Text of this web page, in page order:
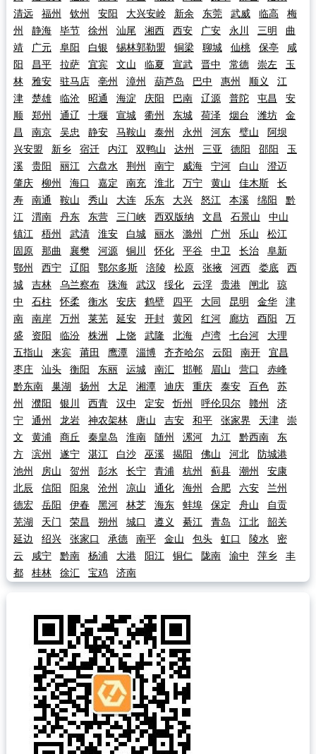
清远
福州 钦州 安阳 大兴安岭 新余 东莞 武威 临高
梅
州
静海 毕节 徐州 汕尾 湘西 西安 广安 永川 三明
曲
靖
广元 阜阳 白银 锡林郭勒盟 铜梁 聊城 仙桃 保亭
咸
阳
昌平 拉萨 宜宾 文山 临夏 宣武 晋中 常德 崇左
玉
林
雅安 驻马店 亳州 漳州 葫芦岛 巴中 惠州 顺义
江
津
楚雄 临沧 昭通 海淀 庆阳 巴南 辽源 普陀 屯昌
安
顺
郑州 通辽 十堰 宣城 衢州 东城 荷泽 烟台 潍坊
金
昌
南京 吴忠 静安 马鞍山 泰州 永州 河东 璧山
阿坝
兴安盟
新乡 宿迁 内江 双鸭山 达州 三亚 德阳 邵阳
玉
溪
贵阳 丽江 六盘水 荆州 南宁 威海 宁河 白山
澄迈
肇庆
柳州 海口 嘉定 南充 淮北 万宁 黄山 佳木斯
长
寿
南通 鞍山 秀山 大连 乐东 大兴 怒江 本溪 绵阳
黔
江
渭南 丹东 东营 三门峡 西双版纳 文昌 石景山
中山
镇江
梧州 武清 淮安 白城 丽水 滁州 广州 乐山
松江
固原
那曲 襄樊 河源 铜川 怀化 平谷 中卫 长治
阜新
鄂州
西宁 辽阳 鄂尔多斯 涪陵 松原 张掖 河西 娄底
西
城
吉林 乌兰察布 珠海 武汉 绥化 云浮 贵港 闸北
琼
中
石柱 怀柔 衡水 安庆 鹤壁 四平 大同 昆明 金华
津
南
南岸 万州 莱芜 延安 开封 黄冈 红河 廊坊 酉阳
万
盛
资阳 临汾 株洲 上饶 武隆 北海 卢湾 七台河
大理
五指山
来宾 莆田 鹰潭 淄博 齐齐哈尔 云阳 南开
宜昌
枣庄
汕头 衡阳 东丽 运城 南汇 邯郸 眉山 营口
赤峰
黔东南
巢湖 扬州 大足 湘潭 迪庆 重庆 泰安 百色
苏
州
濮阳 银川 西青 汉中 定安 忻州 呼伦贝尔 赣州
济
宁
通州 龙岩 神农架林 唐山 吉安 和平 张家界 天津
崇
文
黄浦 商丘 秦皇岛 淮南 随州 漯河 九江 黔西南
东
方
滨州 遂宁 湛江 白沙 巫溪 揭阳 佛山 河北
防城港
池州
房山 贺州 彭水 长宁 青浦 杭州 蓟县 潮州
安康
北辰
信阳 阳泉 沧州 凉山 通化 海州 合肥 六安
兰州
德宏
岳阳 伊春 黑河 林芝 海东 蚌埠 保定 舟山
自贡
芜湖
天门 荣昌 朔州 城口 遵义 綦江 青岛 江北
韶关
延边
绍兴 张家口 承德 南平 金山 包头 虹口 陵水
密
云
咸宁 黔南 杨浦 大港 阳江 铜仁 陇南 渝中 萍乡
丰
都
桂林 徐汇 宝鸡 济南